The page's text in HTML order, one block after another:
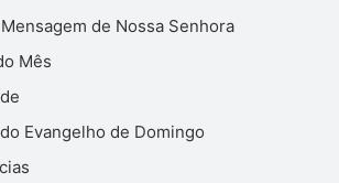
de Nossa Senhora
Mês
Evangelho de Domingo